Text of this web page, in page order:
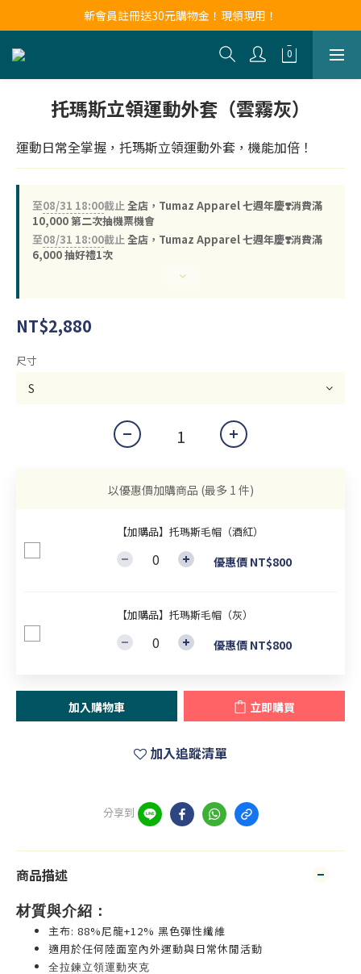
新會員註冊送30元購物金！現領現用！
新會員註冊送30元購物金！現領現用！
LINE官方帳號好友募集中！點我加入❤
新會員註冊送30元購物金！現領現用！
托瑪斯立領運動外套（雲霧灰）
運動日常全掌握，托瑪斯立領運動外套，機能加倍！
至08/31 18:00截止全店，Tumaz Apparel 七週年慶❣️消費滿
10,000 第二次抽機票機會
至08/31 18:00截止全店，Tumaz Apparel 七週年慶❣️消費滿
6,000 抽好禮1次
NT$2,880
尺寸
以優惠價加購商品 (最多 1 件)
【加購品】托瑪斯毛帽（酒紅）
優惠價 NT$800
【加購品】托瑪斯毛帽（灰）
優惠價 NT$800
加入購物車 立即購買
加入追蹤清單
分享到
商品描述
材質與介紹：
主布: 88%尼龍+12% 黑色彈性纖維
適用於任何陸面室內外運動與日常休閒活動
全拉鍊立領運動夾克